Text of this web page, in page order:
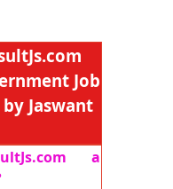
Job
Jaswant
a